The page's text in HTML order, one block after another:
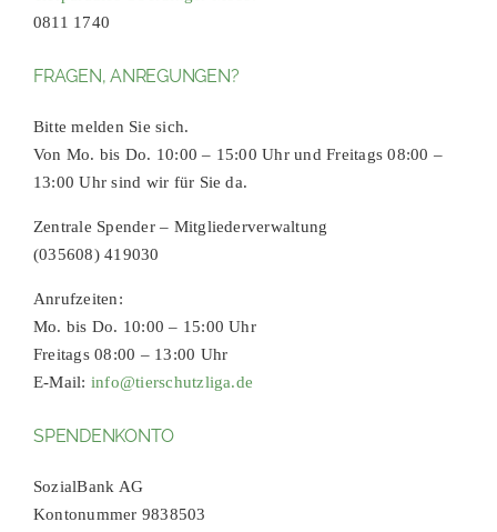
0811 1740
FRAGEN, ANREGUNGEN?
Bitte melden Sie sich.
Von Mo. bis Do. 10:00 – 15:00 Uhr und Freitags 08:00 –
13:00 Uhr sind wir für Sie da.
Zentrale Spender – Mitgliederverwaltung
(035608) 419030
Anrufzeiten:
Mo. bis Do. 10:00 – 15:00 Uhr
Freitags 08:00 – 13:00 Uhr
E-Mail: info@tierschutzliga.de
SPENDENKONTO
SozialBank AG
Kontonummer 9838503